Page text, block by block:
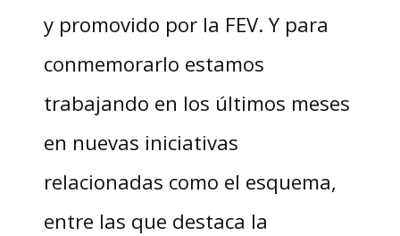
y promovido por la FEV. Y para
conmemorarlo estamos
trabajando en los últimos meses
en nuevas iniciativas
relacionadas como el esquema,
entre las que destaca la